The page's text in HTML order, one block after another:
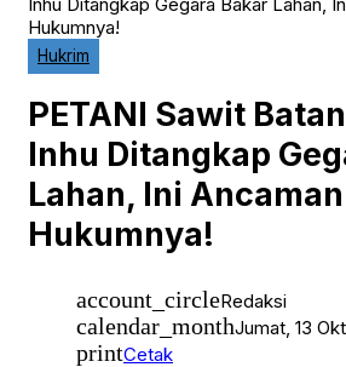
Popular News
Recent News
Selebriti
TOP STORIES
Trending
Trending News
VIRAL
Hukumnya!
Hukrim
PETANI Sawit
Inhu Ditangkap
Lahan, Ini Ancaman
Hukumnya!
account_circleRedaksi
calendar_monthJumat, 13
printCetak